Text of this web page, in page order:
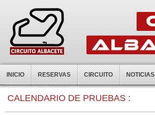
INICIO RESERVAS CIRCUITO NOTICIAS
CALENDARIO DE PRUEBAS :
0:00